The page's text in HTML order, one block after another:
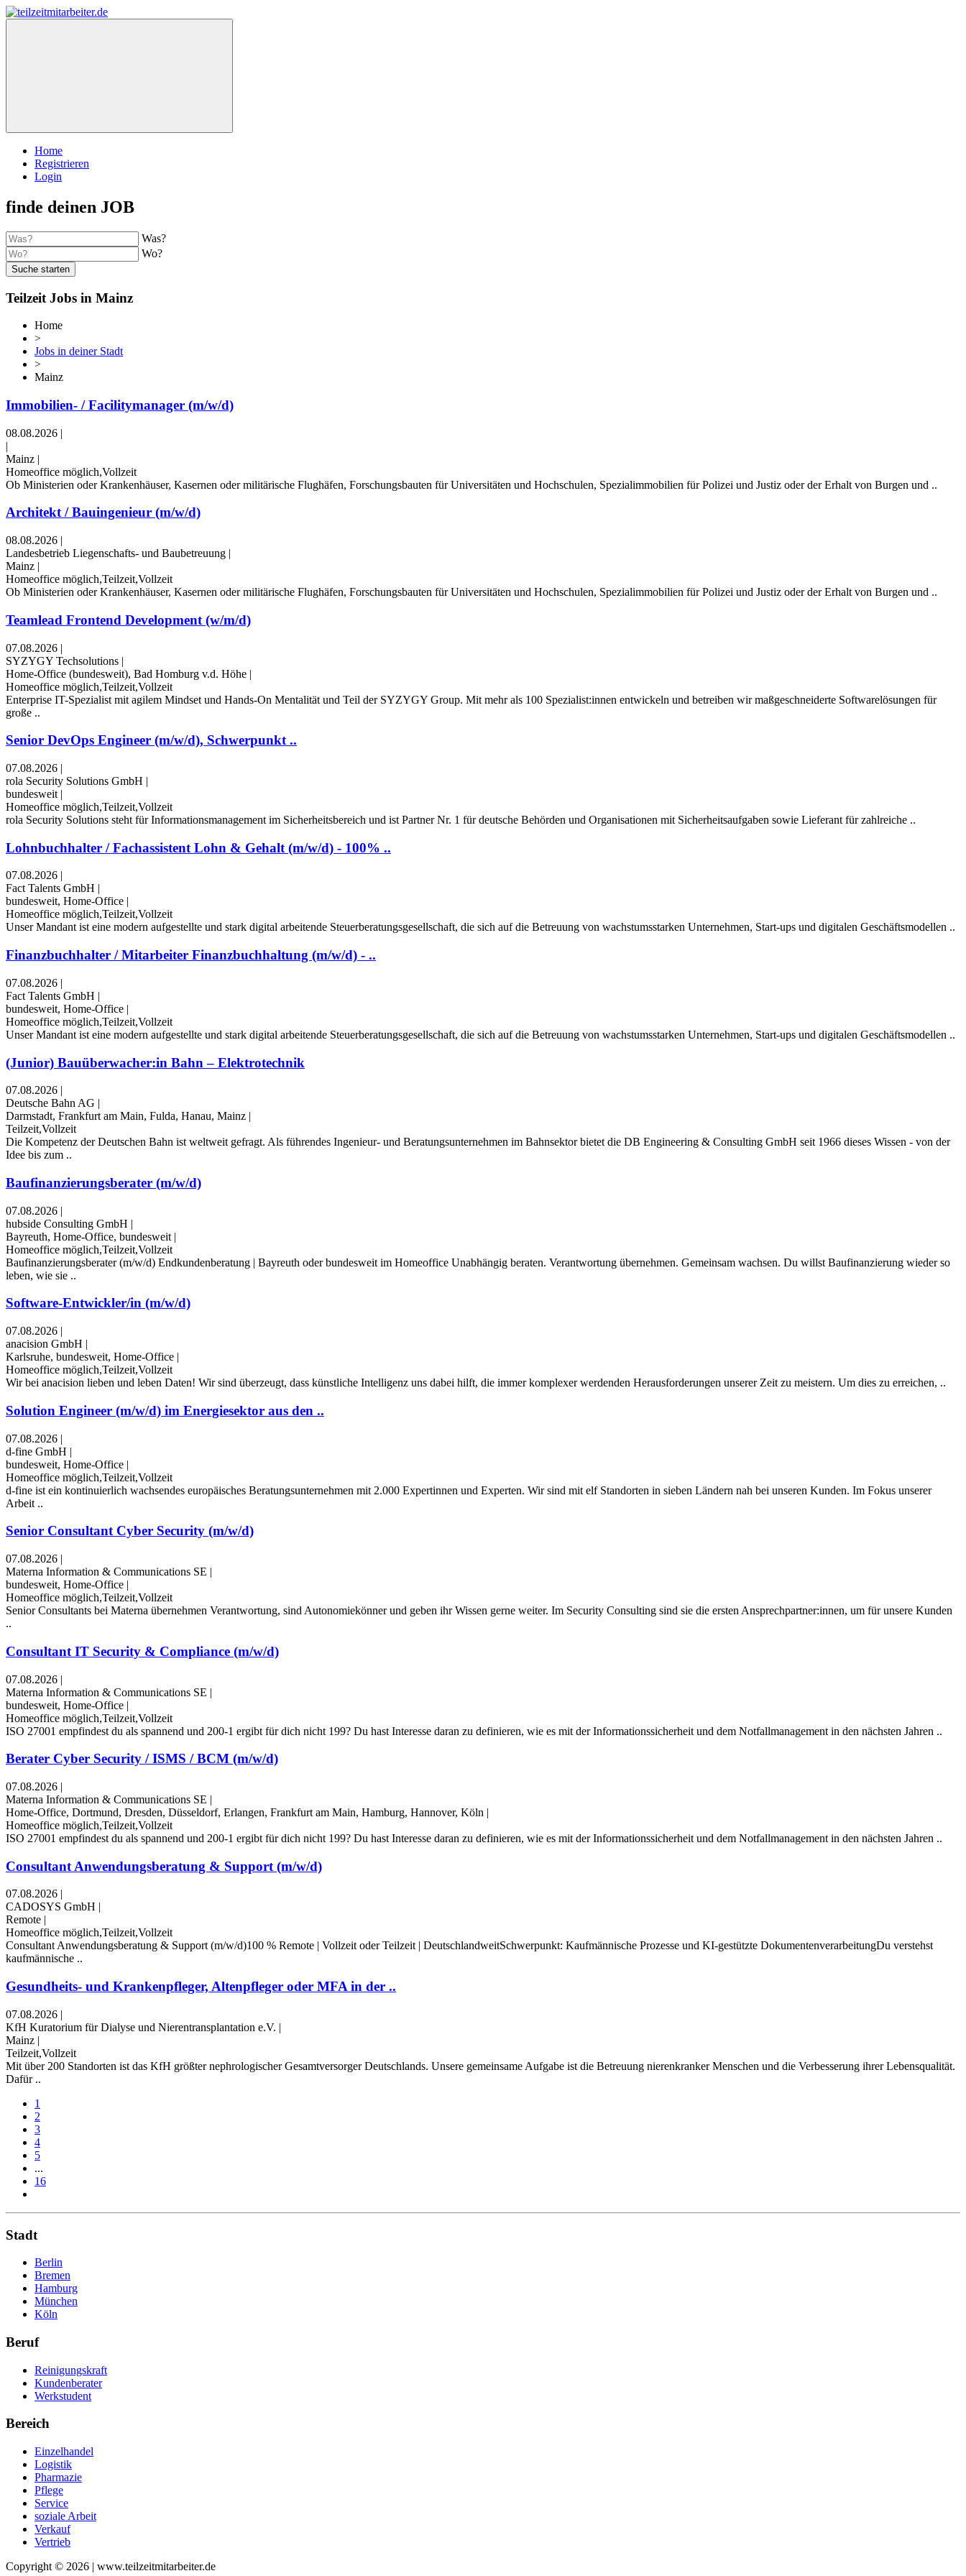
Home
Registrieren
Login
finde deinen JOB
Was?
Wo?
Suche starten
Teilzeit Jobs in Mainz
Home
>
Jobs in deiner Stadt
>
Mainz
Immobilien- / Facilitymanager (m/w/d)
08.08.2026 |
|
Mainz |
Homeoffice möglich,Vollzeit
Ob Ministerien oder Krankenhäuser, Kasernen oder militärische Flughäfen, Forschungsbauten für Universitäten und Hochschulen, Spezialimmobilien für Polizei und Justiz oder der Erhalt von Burgen und ..
Architekt / Bauingenieur (m/w/d)
08.08.2026 |
Landesbetrieb Liegenschafts- und Baubetreuung |
Mainz |
Homeoffice möglich,Teilzeit,Vollzeit
Ob Ministerien oder Krankenhäuser, Kasernen oder militärische Flughäfen, Forschungsbauten für Universitäten und Hochschulen, Spezialimmobilien für Polizei und Justiz oder der Erhalt von Burgen und ..
Teamlead Frontend Development (w/m/d)
07.08.2026 |
SYZYGY Techsolutions |
Home-Office (bundesweit), Bad Homburg v.d. Höhe |
Homeoffice möglich,Teilzeit,Vollzeit
Enterprise IT-Spezialist mit agilem Mindset und Hands-On Mentalität und Teil der SYZYGY Group. Mit mehr als 100 Spezialist:innen entwickeln und betreiben wir maßgeschneiderte Softwarelösungen für
große ..
Senior DevOps Engineer (m/w/d), Schwerpunkt ..
07.08.2026 |
rola Security Solutions GmbH |
bundesweit |
Homeoffice möglich,Teilzeit,Vollzeit
rola Security Solutions steht für Informationsmanagement im Sicherheitsbereich und ist Partner Nr. 1 für deutsche Behörden und Organisationen mit Sicherheitsaufgaben sowie Lieferant für zahlreiche ..
Lohnbuchhalter / Fachassistent Lohn & Gehalt (m/w/d) - 100% ..
07.08.2026 |
Fact Talents GmbH |
bundesweit, Home-Office |
Homeoffice möglich,Teilzeit,Vollzeit
Unser Mandant ist eine modern aufgestellte und stark digital arbeitende Steuerberatungsgesellschaft, die sich auf die Betreuung von wachstumsstarken Unternehmen, Start-ups und digitalen Geschäftsmodellen ..
Finanzbuchhalter / Mitarbeiter Finanzbuchhaltung (m/w/d) - ..
07.08.2026 |
Fact Talents GmbH |
bundesweit, Home-Office |
Homeoffice möglich,Teilzeit,Vollzeit
Unser Mandant ist eine modern aufgestellte und stark digital arbeitende Steuerberatungsgesellschaft, die sich auf die Betreuung von wachstumsstarken Unternehmen, Start-ups und digitalen Geschäftsmodellen ..
(Junior) Bauüberwacher:in Bahn – Elektrotechnik
07.08.2026 |
Deutsche Bahn AG |
Darmstadt, Frankfurt am Main, Fulda, Hanau, Mainz |
Teilzeit,Vollzeit
Die Kompetenz der Deutschen Bahn ist weltweit gefragt. Als führendes Ingenieur- und Beratungsunternehmen im Bahnsektor bietet die DB Engineering & Consulting GmbH seit 1966 dieses Wissen - von der
Idee bis zum ..
Baufinanzierungsberater (m/w/d)
07.08.2026 |
hubside Consulting GmbH |
Bayreuth, Home-Office, bundesweit |
Homeoffice möglich,Teilzeit,Vollzeit
Baufinanzierungsberater (m/w/d) Endkundenberatung | Bayreuth oder bundesweit im Homeoffice Unabhängig beraten. Verantwortung übernehmen. Gemeinsam wachsen. Du willst Baufinanzierung wieder so
leben, wie sie ..
Software-Entwickler/in (m/w/d)
07.08.2026 |
anacision GmbH |
Karlsruhe, bundesweit, Home-Office |
Homeoffice möglich,Teilzeit,Vollzeit
Wir bei anacision lieben und leben Daten! Wir sind überzeugt, dass künstliche Intelligenz uns dabei hilft, die immer komplexer werdenden Herausforderungen unserer Zeit zu meistern. Um dies zu erreichen, ..
Solution Engineer (m/w/d) im Energiesektor aus den ..
07.08.2026 |
d-fine GmbH |
bundesweit, Home-Office |
Homeoffice möglich,Teilzeit,Vollzeit
d-fine ist ein kontinuierlich wachsendes europäisches Beratungsunternehmen mit 2.000 Expertinnen und Experten. Wir sind mit elf Standorten in sieben Ländern nah bei unseren Kunden. Im Fokus unserer
Arbeit ..
Senior Consultant Cyber Security (m/w/d)
07.08.2026 |
Materna Information & Communications SE |
bundesweit, Home-Office |
Homeoffice möglich,Teilzeit,Vollzeit
Senior Consultants bei Materna übernehmen Verantwortung, sind Autonomiekönner und geben ihr Wissen gerne weiter. Im Security Consulting sind sie die ersten Ansprechpartner:innen, um für unsere Kunden
..
Consultant IT Security & Compliance (m/w/d)
07.08.2026 |
Materna Information & Communications SE |
bundesweit, Home-Office |
Homeoffice möglich,Teilzeit,Vollzeit
ISO 27001 empfindest du als spannend und 200-1 ergibt für dich nicht 199? Du hast Interesse daran zu definieren, wie es mit der Informationssicherheit und dem Notfallmanagement in den nächsten Jahren ..
Berater Cyber Security / ISMS / BCM (m/w/d)
07.08.2026 |
Materna Information & Communications SE |
Home-Office, Dortmund, Dresden, Düsseldorf, Erlangen, Frankfurt am Main, Hamburg, Hannover, Köln |
Homeoffice möglich,Teilzeit,Vollzeit
ISO 27001 empfindest du als spannend und 200-1 ergibt für dich nicht 199? Du hast Interesse daran zu definieren, wie es mit der Informationssicherheit und dem Notfallmanagement in den nächsten Jahren ..
Consultant Anwendungsberatung & Support (m/w/d)
07.08.2026 |
CADOSYS GmbH |
Remote |
Homeoffice möglich,Teilzeit,Vollzeit
Consultant Anwendungsberatung & Support (m/w/d)100 % Remote | Vollzeit oder Teilzeit | DeutschlandweitSchwerpunkt: Kaufmännische Prozesse und KI-gestützte DokumentenverarbeitungDu verstehst
kaufmännische ..
Gesundheits- und Krankenpfleger, Altenpfleger oder MFA in der ..
07.08.2026 |
KfH Kuratorium für Dialyse und Nierentransplantation e.V. |
Mainz |
Teilzeit,Vollzeit
Mit über 200 Standorten ist das KfH größter nephrologischer Gesamtversorger Deutschlands. Unsere gemeinsame Aufgabe ist die Betreuung nierenkranker Menschen und die Verbesserung ihrer Lebensqualität.
Dafür ..
1
2
3
4
5
...
16
Stadt
Berlin
Bremen
Hamburg
München
Köln
Beruf
Reinigungskraft
Kundenberater
Werkstudent
Bereich
Einzelhandel
Logistik
Pharmazie
Pflege
Service
soziale Arbeit
Verkauf
Vertrieb
Copyright © 2026 | www.teilzeitmitarbeiter.de